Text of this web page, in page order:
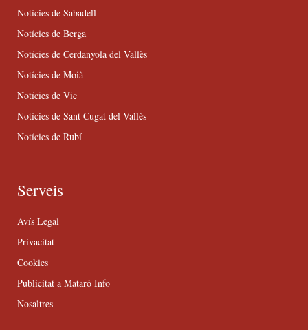
Notícies de Sabadell
Notícies de Berga
Notícies de Cerdanyola del Vallès
Notícies de Moià
Notícies de Vic
Notícies de Sant Cugat del Vallès
Notícies de Rubí
Serveis
Avís Legal
Privacitat
Cookies
Publicitat a Mataró Info
Nosaltres